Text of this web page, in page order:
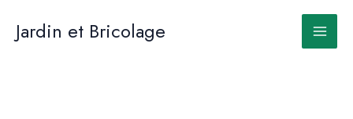
contenu
Jardin et Bricolage